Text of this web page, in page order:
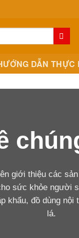
DẪN THỰC
giới thiệu các
sức khỏe người
khẩu, đồ dùng
lá.